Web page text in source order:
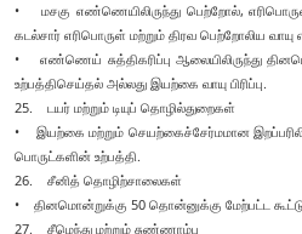
• மசகு எண்ணெயிலிருந்து பெற்றோல்,
கடல்சார் எரிபொருள் மற்றும் திரவ பெற்றோலிய
• எண்ணெய் சுத்திகரிப்பு ஆலையிலிருந்து
உற்பத்திசெய்தல் அல்லது இயற்கை வாயு பிரிப்பு.
25. டயர் மற்றும் டியுப் தொழில்துறைகள்
• இயற்கை மற்றும் செயற்கைச்சேர்மமான
பொருட்களின் உற்பத்தி.
26. சீனித் தொழிற்சாலைகள்
• தினமொன்றுக்கு 50 தொன்னுக்கு மேற்பட்ட
27. சீமெந்து மற்றும் சுண்ணாம்பு